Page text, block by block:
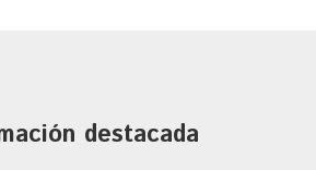
destacada